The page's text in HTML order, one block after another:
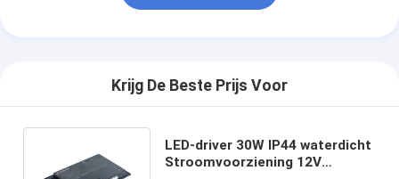
Krijg De Beste Prijs Voor
LED-driver 30W IP44 waterdicht
Stroomvoorziening 12V